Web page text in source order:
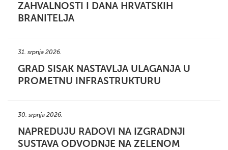
ZAHVALNOSTI I DANA HRVATSKIH
BRANITELJA
31. srpnja 2026.
GRAD SISAK NASTAVLJA ULAGANJA U
PROMETNU INFRASTRUKTURU
30. srpnja 2026.
NAPREDUJU RADOVI NA IZGRADNJI
SUSTAVA ODVODNJE NA ZELENOM